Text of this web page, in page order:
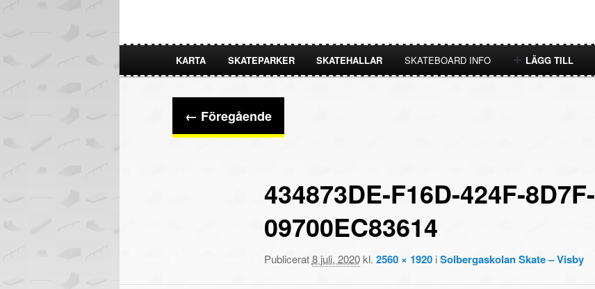
HOPPA
TILL
HOPPA
TILL
KARTA SKATEPARKER SKATEHALLAR SKATEBOARD INFO LÄGG TILL
Bildnavigering
← Föregående
434873DE-F16D-424F-8D7F-
09700EC83614
Publicerat8 juli, 2020kl. 2560 × 1920iSolbergaskolan Skate – Visby